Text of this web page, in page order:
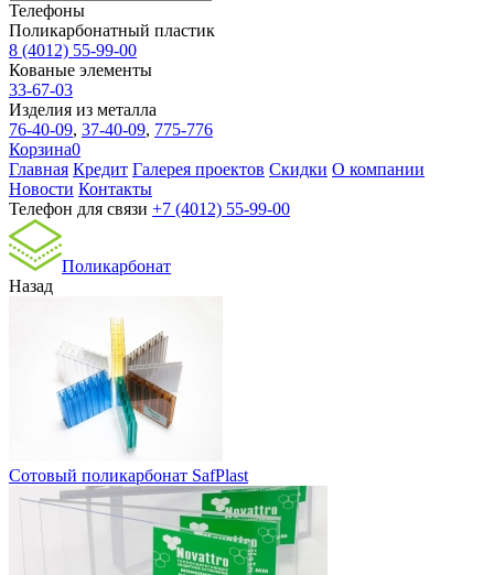
Телефоны
Поликарбонатный пластик
8 (4012) 55-99-00
Кованые элементы
33-67-03
Изделия из металла
76-40-09, 37-40-09, 775-776
Корзина0
Главная Кредит Галерея проектов Скидки О компании
Новости Контакты
Телефон для связи +7 (4012) 55-99-00
Поликарбонат
Назад
Сотовый поликарбонат SafPlast